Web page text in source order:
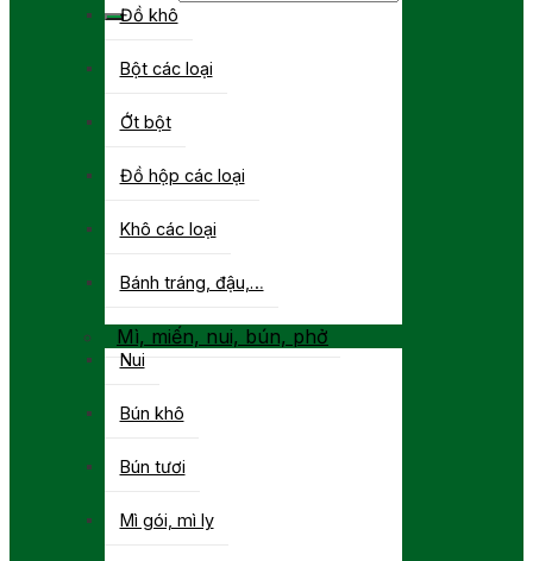
Đồ khô
Bột các loại
Ớt bột
Đồ hộp các loại
Khô các loại
Bánh tráng, đậu,…
Mì, miến, nui, bún, phở
Nui
Bún khô
Bún tươi
Mì gói, mì ly